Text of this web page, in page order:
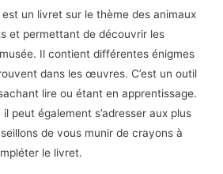
est un livret sur le thème des animaux
et permettant de découvrir les
Il contient différentes énigmes
dans les œuvres. C’est un outil
lire ou étant en apprentissage.
il peut également s’adresser aux plus
de vous munir de crayons à
le livret.